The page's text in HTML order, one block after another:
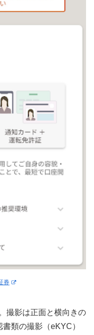
券
撮影は正面と横向きの
類の撮影（eKYC）